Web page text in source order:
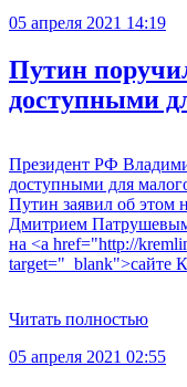
05 апреля 2021 14:19
Путин
доступными
Президент РФ
доступными для
Путин заявил об этом
Дмитрием
на <a href="http://
target="_blank">сайте
Читать полностью
05 апреля 2021 02:55